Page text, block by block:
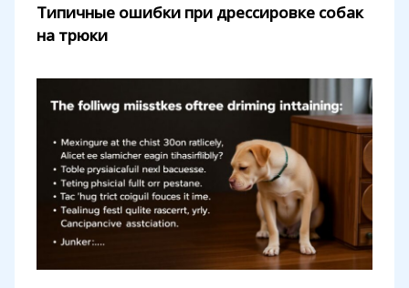
Типичные ошибки при дрессировке собак
на трюки